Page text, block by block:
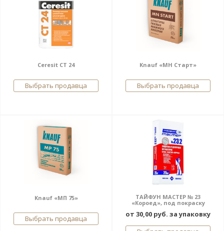
Ceresit CT 24
Выбрать продавца
Knauf «МН Старт»
Выбрать продавца
Knauf «МП 75»
Выбрать продавца
ТАЙФУН МАСТЕР № 23
«Короед», под покраску
от 30,00 руб. за упаковку